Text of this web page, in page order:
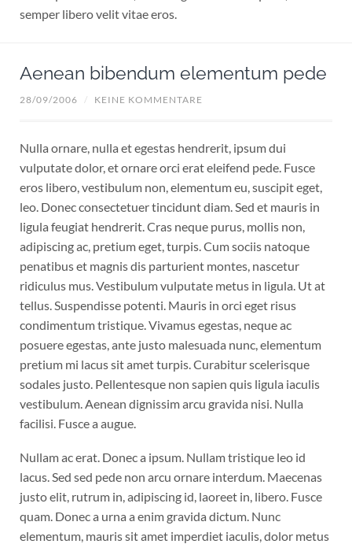
semper libero velit vitae eros.
Aenean bibendum elementum pede
28/09/2006 / KEINE KOMMENTARE
Nulla ornare, nulla et egestas hendrerit, ipsum dui
vulputate dolor, et ornare orci erat eleifend pede. Fusce
eros libero, vestibulum non, elementum eu, suscipit eget,
leo. Donec consectetuer tincidunt diam. Sed et mauris in
ligula feugiat hendrerit. Cras neque purus, mollis non,
adipiscing ac, pretium eget, turpis. Cum sociis natoque
penatibus et magnis dis parturient montes, nascetur
ridiculus mus. Vestibulum vulputate metus in ligula. Ut at
tellus. Suspendisse potenti. Mauris in orci eget risus
condimentum tristique. Vivamus egestas, neque ac
posuere egestas, ante justo malesuada nunc, elementum
pretium mi lacus sit amet turpis. Curabitur scelerisque
sodales justo. Pellentesque non sapien quis ligula iaculis
vestibulum. Aenean dignissim arcu gravida nisi. Nulla
facilisi. Fusce a augue.
Nullam ac erat. Donec a ipsum. Nullam tristique leo id
lacus. Sed sed pede non arcu ornare interdum. Maecenas
justo elit, rutrum in, adipiscing id, laoreet in, libero. Fusce
quam. Donec a urna a enim gravida dictum. Nunc
elementum, mauris sit amet imperdiet iaculis, dolor metus